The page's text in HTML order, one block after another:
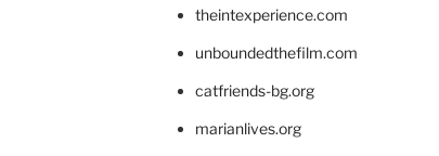
theintexperience.com
unboundedthefilm.com
catfriends-bg.org
marianlives.org